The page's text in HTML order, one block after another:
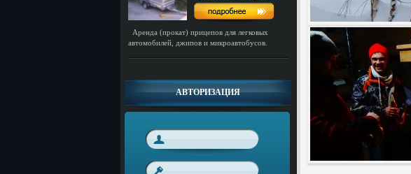
Аренда (прокат) прицепов для легковых
автомобилей, джипов и микроавтобусов.
АВТОРИЗАЦИЯ